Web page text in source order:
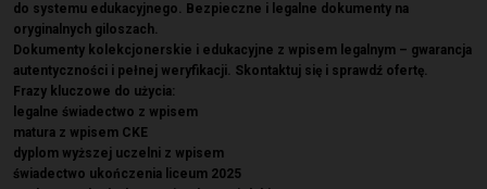
do systemu edukacyjnego. Bezpieczne i legalne dokumenty na
oryginalnych giloszach.
Dokumenty kolekcjonerskie i edukacyjne z wpisem legalnym – gwarancja
autentyczności i pełnej weryfikacji. Skontaktuj się i sprawdź ofertę.
Frazy kluczowe do użycia:
legalne świadectwo z wpisem
matura z wpisem CKE
dyplom wyższej uczelni z wpisem
świadectwo ukończenia liceum 2025